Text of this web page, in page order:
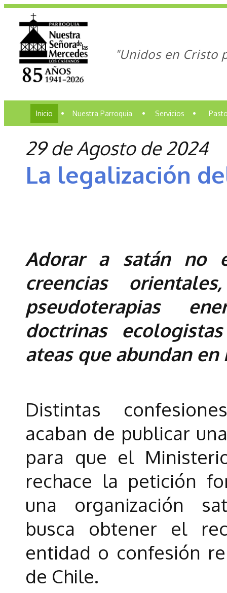
"Unidos en Cristo
Inicio • Nuestra Parroquia • Servicios •
29 de Agosto de 2024
La legalización
Adorar a satán no
creencias
pseudoterapias
doctrinas
ateas que abundan en
Distintas
acaban de publicar
para que el
rechace la petición
una organización
busca obtener el
entidad o confesión
de Chile.